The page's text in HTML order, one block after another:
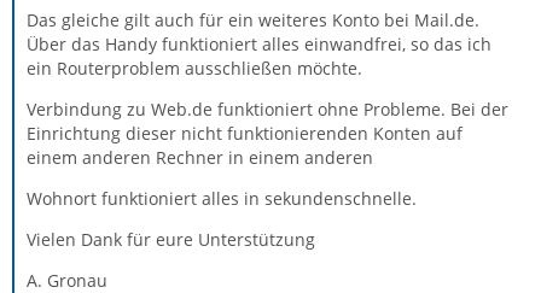
Das gleiche gilt auch für ein weiteres Konto bei Mail.de.
Über das Handy funktioniert alles einwandfrei, so das ich
ein Routerproblem ausschließen möchte.
Verbindung zu Web.de funktioniert ohne Probleme. Bei der
Einrichtung dieser nicht funktionierenden Konten auf
einem anderen Rechner in einem anderen
Wohnort funktioniert alles in sekundenschnelle.
Vielen Dank für eure Unterstützung
A. Gronau